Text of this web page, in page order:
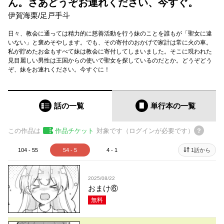
ん。さあどうぞお連れください、今すぐ。
伊賀海栗/足戸手斗
日々、教会に通っては精力的に慈善活動を行う妹のことを誰もが「聖女に違
いない」と褒めそやします。でも、その寄付のおかげで家計は常に火の車。
私が貯めたお金もすべて妹は教会に寄付してしまいました。そこに現われた
見目麗しい男性は王国からの使いで聖女を探しているのだとか。どうぞどう
ぞ、妹をお連れください。今すぐに！
話の一覧 単行本の一覧
この作品は 作品チケット 対象です（ログインが必要です）
104 - 55 54 - 5 4 - 1 1話から
2025/08/22
おまけ⑥
無料